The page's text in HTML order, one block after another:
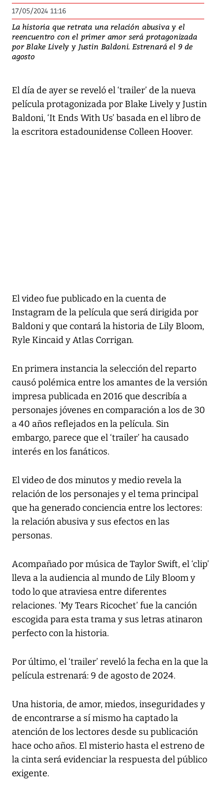
17/05/2024 11:16
La historia que retrata una relación abusiva y el
reencuentro con el primer amor será protagonizada
por Blake Lively y Justin Baldoni. Estrenará el 9 de
agosto
El día de ayer se reveló el ‘trailer’ de la nueva
película protagonizada por Blake Lively y Justin
Baldoni, ‘It Ends With Us’ basada en el libro de
la escritora estadounidense Colleen Hoover.
El video fue publicado en la cuenta de
Instagram de la película que será dirigida por
Baldoni y que contará la historia de Lily Bloom,
Ryle Kincaid y Atlas Corrigan.
En primera instancia la selección del reparto
causó polémica entre los amantes de la versión
impresa publicada en 2016 que describía a
personajes jóvenes en comparación a los de 30
a 40 años reflejados en la película. Sin
embargo, parece que el ‘trailer’ ha causado
interés en los fanáticos.
El video de dos minutos y medio revela la
relación de los personajes y el tema principal
que ha generado conciencia entre los lectores:
la relación abusiva y sus efectos en las
personas.
Acompañado por música de Taylor Swift, el ‘clip’
lleva a la audiencia al mundo de Lily Bloom y
todo lo que atraviesa entre diferentes
relaciones. ‘My Tears Ricochet’ fue la canción
escogida para esta trama y sus letras atinaron
perfecto con la historia.
Por último, el ‘trailer’ reveló la fecha en la que la
película estrenará: 9 de agosto de 2024.
Una historia, de amor, miedos, inseguridades y
de encontrarse a sí mismo ha captado la
atención de los lectores desde su publicación
hace ocho años. El misterio hasta el estreno de
la cinta será evidenciar la respuesta del público
exigente.